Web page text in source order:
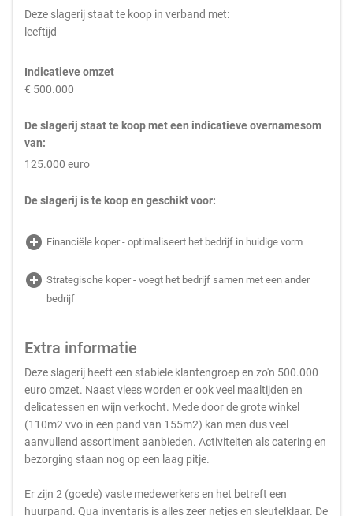
Deze slagerij staat te koop in verband met:
leeftijd
Indicatieve omzet
€ 500.000
De slagerij staat te koop met een indicatieve overnamesom
van:
125.000 euro
De slagerij is te koop en geschikt voor:
add_circle Financiële koper - optimaliseert het bedrijf in huidige vorm
add_circle Strategische koper - voegt het bedrijf samen met een ander
bedrijf
Extra informatie
Deze slagerij heeft een stabiele klantengroep en zo'n 500.000
euro omzet. Naast vlees worden er ook veel maaltijden en
delicatessen en wijn verkocht. Mede door de grote winkel
(110m2 vvo in een pand van 155m2) kan men dus veel
aanvullend assortiment aanbieden. Activiteiten als catering en
bezorging staan nog op een laag pitje.
Er zijn 2 (goede) vaste medewerkers en het betreft een
huurpand. Qua inventaris is alles zeer netjes en sleutelklaar. De